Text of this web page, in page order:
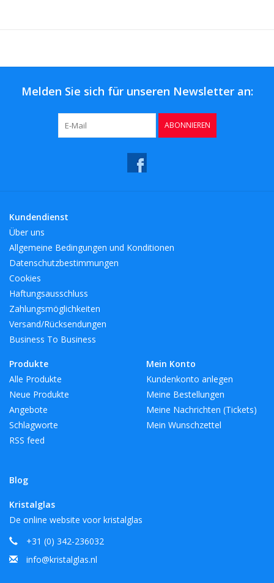
Melden Sie sich für unseren Newsletter an:
ABONNIEREN
Kundendienst
Über uns
Allgemeine Bedingungen und Konditionen
Datenschutzbestimmungen
Cookies
Haftungsausschluss
Zahlungsmöglichkeiten
Versand/Rücksendungen
Business To Business
Produkte
Alle Produkte
Neue Produkte
Angebote
Schlagworte
RSS feed
Blog
Mein Konto
Kundenkonto anlegen
Meine Bestellungen
Meine Nachrichten (Tickets)
Mein Wunschzettel
Kristalglas
De online website voor kristalglas
+31 (0) 342-236032
info@kristalglas.nl